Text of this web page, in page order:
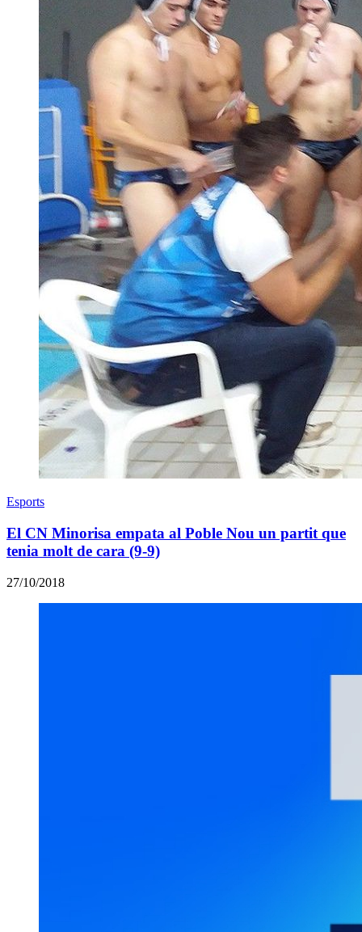
Esports
El CN Minorisa empata al Poble Nou un partit que
tenia molt de cara (9-9)
27/10/2018